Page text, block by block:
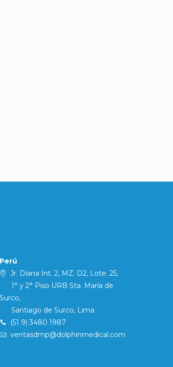
Perú
Jr. Diana Int. 2, MZ. D2, Lote. 25,
1° y 2° Piso URB Sta. María de
Surco,
Santiago de Surco, Lima
(51 9) 3480 1987
ventasdmp@dolphinmedical.com